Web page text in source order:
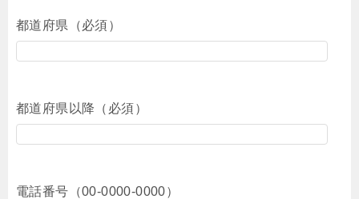
都道府県（必須）
都道府県以降（必須）
電話番号（00-0000-0000）